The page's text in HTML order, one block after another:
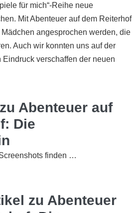
für mich“-Reihe neue
Mit Abenteuer auf dem Reiterhof
angesprochen werden, die
Auch wir konnten uns auf der
verschaffen der neuen
Abenteuer auf
Die
finden …
zu Abenteuer